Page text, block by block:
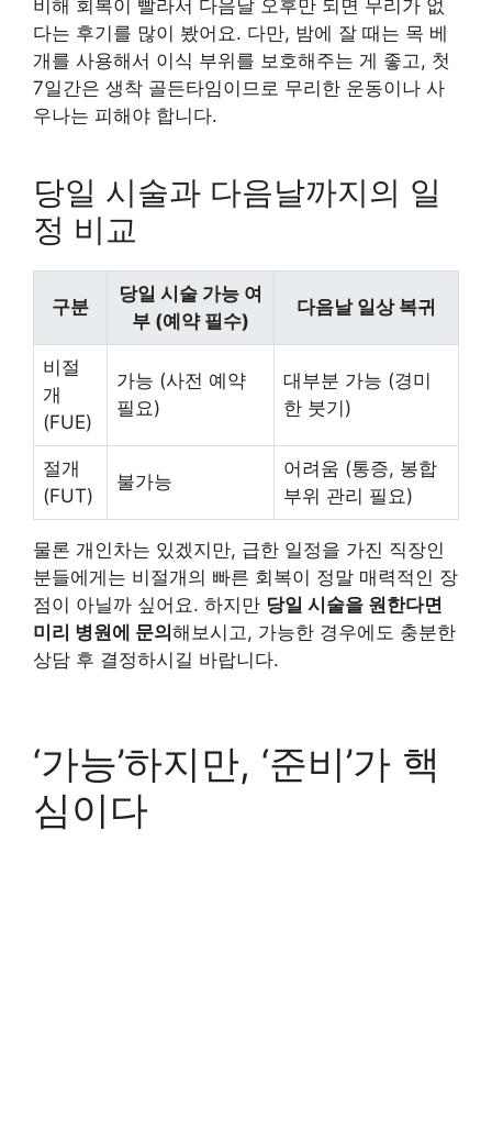
비해 회복이 빨라서 다음날 오후만 되면 무리가 없
다는 후기를 많이 봤어요. 다만, 밤에 잘 때는 목 베
개를 사용해서 이식 부위를 보호해주는 게 좋고, 첫
7일간은 생착 골든타임이므로 무리한 운동이나 사
우나는 피해야 합니다.
당일 시술과 다음날까지의 일
정 비교
구분
당일 시술 가능 여
부 (예약 필수)
다음날 일상 복귀
비절
개
(FUE)
가능 (사전 예약
필요)
대부분 가능 (경미
한 붓기)
절개
(FUT)
불가능
어려움 (통증, 봉합
부위 관리 필요)
물론 개인차는 있겠지만, 급한 일정을 가진 직장인
분들에게는 비절개의 빠른 회복이 정말 매력적인 장
점이 아닐까 싶어요. 하지만 당일 시술을 원한다면
미리 병원에 문의 해보시고, 가능한 경우에도 충분한
상담 후 결정하시길 바랍니다.
‘가능’하지만, ‘준비’가 핵
심이다